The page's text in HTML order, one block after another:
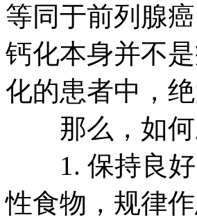
等同于前列腺
钙化本身并不
化的患者中，
那么，如何
1. 保持良好
性食物，规律